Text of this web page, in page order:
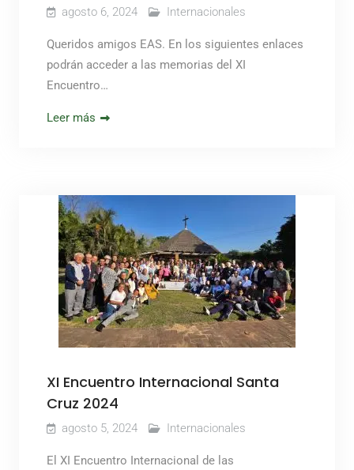
agosto 6, 2024 Internacionales
Queridos amigos EAS. En los siguientes enlaces
podrán acceder a las memorias del XI
Encuentro…
Leer más
XI Encuentro Internacional Santa
Cruz 2024
agosto 5, 2024 Internacionales
El XI Encuentro Internacional de las